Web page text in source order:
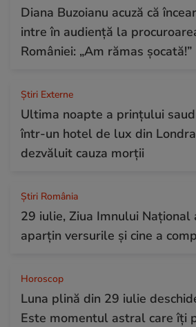
Diana Buzoianu acuză că
intre în audiență la
României: „Am rămas șocată!”
Știri Externe
Ultima noapte a prințului
într-un hotel de lux din
dezvăluit cauza morții
Știri România
29 iulie, Ziua Imnului Național
aparțin versurile și cine a
Horoscop
Luna plină din 29 iulie
Este momentul astral care îți